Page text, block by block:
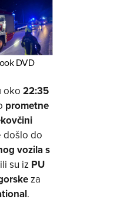
DVD
oko 22:35
prometne
došlo do
vozila s
su iz PU
za
.